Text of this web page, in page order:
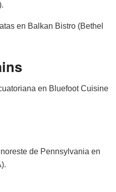
en Balkan Bistro (Bethel
en Bluefoot Cuisine
de Pennsylvania en